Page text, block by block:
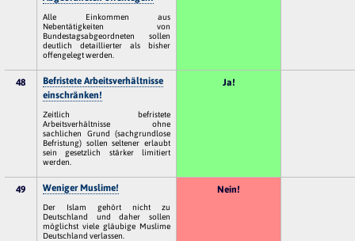
Alle Einkommen aus
Nebentätigkeiten von
Bundestagsabgeordneten sollen
deutlich detaillierter als bisher
offengelegt werden.
48
Befristete Arbeitsverhältnisse
einschränken!
Zeitlich befristete
Arbeitsverhältnisse ohne
sachlichen Grund (sachgrundlose
Befristung) sollen seltener erlaubt
sein gesetzlich stärker limitiert
werden.
Ja!
49 Weniger Muslime!
Der Islam gehört nicht zu
Deutschland und daher sollen
möglichst viele gläubige Muslime
Deutschland verlassen.
Nein!